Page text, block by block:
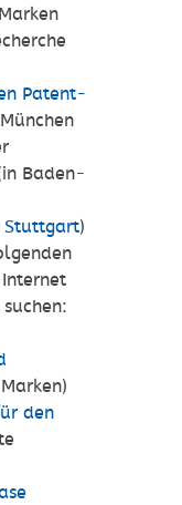
Patent-
Baden-
Stuttgart)
den